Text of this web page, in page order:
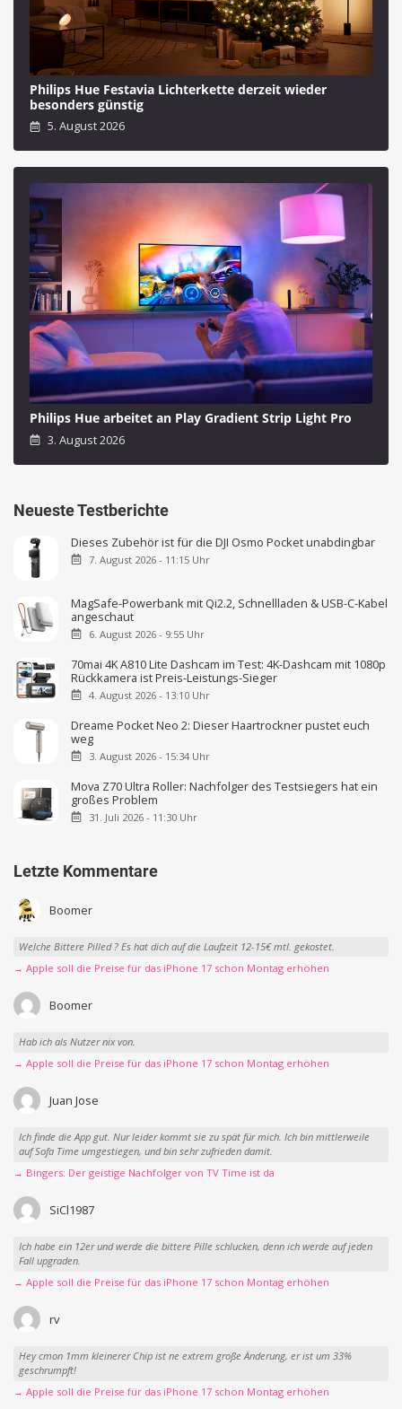
Philips Hue Festavia Lichterkette derzeit wieder
besonders günstig
5. August 2026
Philips Hue arbeitet an Play Gradient Strip Light Pro
3. August 2026
Neueste Testberichte
Dieses Zubehör ist für die DJI Osmo Pocket unabdingbar
7. August 2026 - 11:15 Uhr
MagSafe-Powerbank mit Qi2.2, Schnellladen & USB-C-Kabel
angeschaut
6. August 2026 - 9:55 Uhr
70mai 4K A810 Lite Dashcam im Test: 4K-Dashcam mit 1080p
Rückkamera ist Preis-Leistungs-Sieger
4. August 2026 - 13:10 Uhr
Dreame Pocket Neo 2: Dieser Haartrockner pustet euch
weg
3. August 2026 - 15:34 Uhr
Mova Z70 Ultra Roller: Nachfolger des Testsiegers hat ein
großes Problem
31. Juli 2026 - 11:30 Uhr
Letzte Kommentare
Boomer
Welche Bittere Pilled ? Es hat dich auf die Laufzeit 12-15€ mtl. gekostet.
→ Apple soll die Preise für das iPhone 17 schon Montag erhöhen
Boomer
Hab ich als Nutzer nix von.
→ Apple soll die Preise für das iPhone 17 schon Montag erhöhen
Juan Jose
Ich finde die App gut. Nur leider kommt sie zu spät für mich. Ich bin mittlerweile
auf Sofa Time umgestiegen, und bin sehr zufrieden damit.
→ Bingers: Der geistige Nachfolger von TV Time ist da
SiCl1987
Ich habe ein 12er und werde die bittere Pille schlucken, denn ich werde auf jeden
Fall upgraden.
→ Apple soll die Preise für das iPhone 17 schon Montag erhöhen
rv
Hey cmon 1mm kleinerer Chip ist ne extrem große Änderung, er ist um 33%
geschrumpft!
→ Apple soll die Preise für das iPhone 17 schon Montag erhöhen